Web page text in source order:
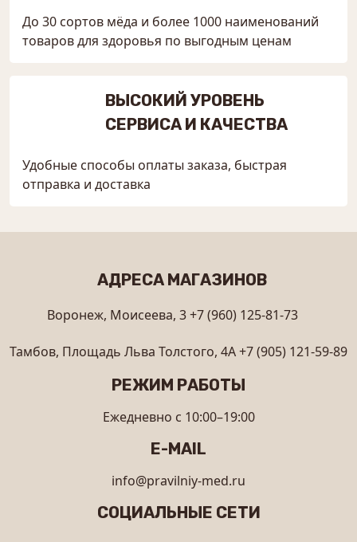
До 30 сортов мёда и более 1000 наименований
товаров для здоровья по выгодным ценам
ВЫСОКИЙ УРОВЕНЬ
СЕРВИСА И КАЧЕСТВА
Удобные способы оплаты заказа, быстрая
отправка и доставка
АДРЕСА МАГАЗИНОВ
Воронеж, Моисеева, 3+7 (960) 125-81-73
Тамбов, Площадь Льва Толстого, 4А+7 (905) 121-59-89
РЕЖИМ РАБОТЫ
Ежедневно с 10:00–19:00
E-MAIL
info@pravilniy-med.ru
СОЦИАЛЬНЫЕ СЕТИ